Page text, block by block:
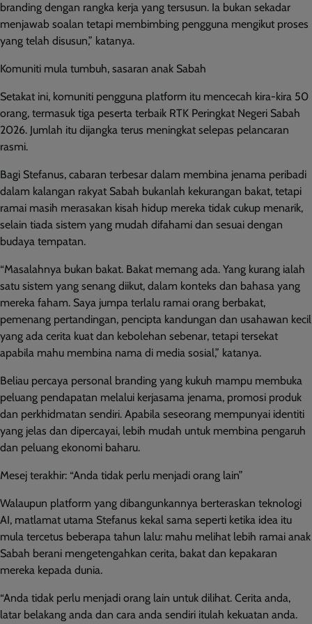
branding dengan rangka kerja yang tersusun. Ia bukan sekadar
menjawab soalan tetapi membimbing pengguna mengikut proses
yang telah disusun,” katanya.
Komuniti mula tumbuh, sasaran anak Sabah
Setakat ini, komuniti pengguna platform itu mencecah kira-kira 50
orang, termasuk tiga peserta terbaik RTK Peringkat Negeri Sabah
2026. Jumlah itu dijangka terus meningkat selepas pelancaran
rasmi.
Bagi Stefanus, cabaran terbesar dalam membina jenama peribadi
dalam kalangan rakyat Sabah bukanlah kekurangan bakat, tetapi
ramai masih merasakan kisah hidup mereka tidak cukup menarik,
selain tiada sistem yang mudah difahami dan sesuai dengan
budaya tempatan.
“Masalahnya bukan bakat. Bakat memang ada. Yang kurang ialah
satu sistem yang senang diikut, dalam konteks dan bahasa yang
mereka faham. Saya jumpa terlalu ramai orang berbakat,
pemenang pertandingan, pencipta kandungan dan usahawan kecil
yang ada cerita kuat dan kebolehan sebenar, tetapi tersekat
apabila mahu membina nama di media sosial,” katanya.
Beliau percaya personal branding yang kukuh mampu membuka
peluang pendapatan melalui kerjasama jenama, promosi produk
dan perkhidmatan sendiri. Apabila seseorang mempunyai identiti
yang jelas dan dipercayai, lebih mudah untuk membina pengaruh
dan peluang ekonomi baharu.
Mesej terakhir: “Anda tidak perlu menjadi orang lain”
Walaupun platform yang dibangunkannya berteraskan teknologi
AI, matlamat utama Stefanus kekal sama seperti ketika idea itu
mula tercetus beberapa tahun lalu: mahu melihat lebih ramai anak
Sabah berani mengetengahkan cerita, bakat dan kepakaran
mereka kepada dunia.
“Anda tidak perlu menjadi orang lain untuk dilihat. Cerita anda,
latar belakang anda dan cara anda sendiri itulah kekuatan anda.